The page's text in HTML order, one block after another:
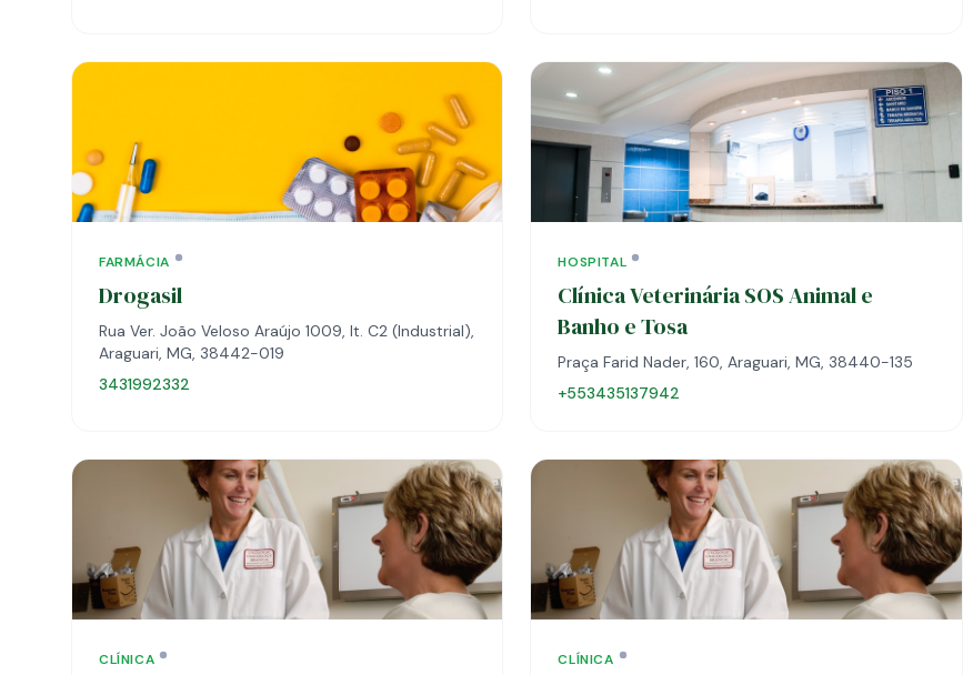
FARMÁCIA
Drogasil
Rua Ver. João Veloso Araújo 1009, lt. C2 (Industrial),
Araguari, MG, 38442-019
3431992332
HOSPITAL
Clínica Veterinária SOS Animal e
Banho e Tosa
Praça Farid Nader, 160, Araguari, MG, 38440-135
+553435137942
CLÍNICA CLÍNICA